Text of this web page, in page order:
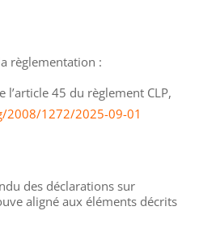
règlementation :
l’article 45 du règlement CLP,
2008/1272/2025-09-01
des déclarations sur
aligné aux éléments décrits